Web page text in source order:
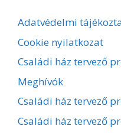
Adatvédelmi
Cookie nyilatkozat
Családi ház tervező
Meghívók
Családi ház tervező
Családi ház tervező